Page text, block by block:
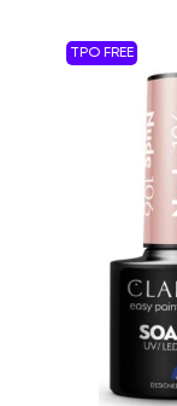
TPO FREE